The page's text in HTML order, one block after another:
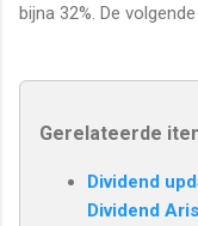
bijna 32%. De
Gerelateerde
Dividend
Dividend